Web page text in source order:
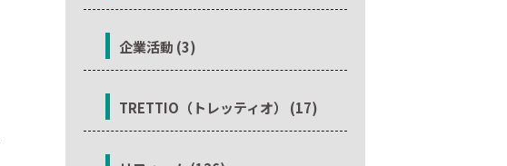
企業活動 (3)
TRETTIO（トレッティオ） (17)